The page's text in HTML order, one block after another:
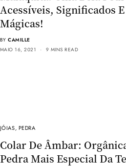
Acessíveis, Significados
Mágicas!
BY CAMILLE
MAIO 16, 2021
9 MINS READ
JÓIAS, PEDRA
Colar De Âmbar:
Pedra Mais Especial Da